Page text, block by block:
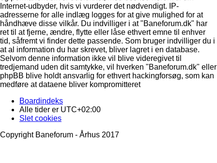
Internet-udbyder, hvis vi vurderer det nødvendigt. IP-
adresserne for alle indlæg logges for at give mulighed for at
håndhæve disse vilkår. Du indvilliger i at "Baneforum.dk" har
ret til at fjerne, ændre, flytte eller låse ethvert emne til enhver
tid, såfremt vi finder dette passende. Som bruger indvilliger du i
at al information du har skrevet, bliver lagret i en database.
Selvom denne information ikke vil blive videregivet til
tredjemand uden dit samtykke, vil hverken "Baneforum.dk" eller
phpBB blive holdt ansvarlig for ethvert hackingforsøg, som kan
medføre at dataene bliver kompromitteret
Boardindeks
Alle tider er UTC+02:00
Slet cookies
Copyright Baneforum - Århus 2017